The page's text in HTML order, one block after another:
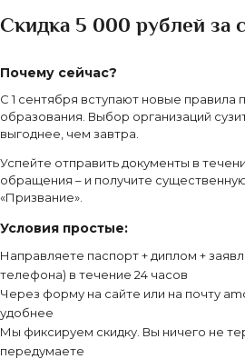
Скидка 5 000 рублей за
Почему сейчас?
С 1 сентября вступают новые правила
образования. Выбор организаций
выгоднее, чем завтра.
Успейте отправить документы в
обращения – и получите
«Призвание».
Условия простые:
Направляете паспорт + диплом +
телефона) в течение 24 часов
Через форму на сайте или на почту
удобнее
Мы фиксируем скидку. Вы ничего не
передумаете